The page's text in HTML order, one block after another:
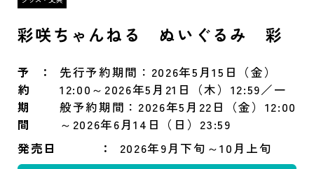
彩咲ちゃんねる ぬいぐるみ 彩
予
約
期
間
先行予約期間：2026年5月15日（金）
12:00～2026年5月21日（木）12:59／一
般予約期間：2026年5月22日（金）12:00
～2026年6月14日（日）23:59
発売日
2026年9月下旬～10月上旬